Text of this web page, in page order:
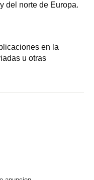
del norte de Europa.
en la
u otras